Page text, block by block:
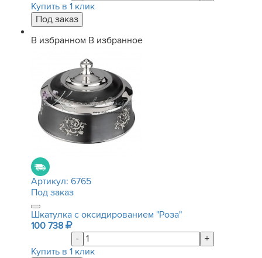
Купить в 1 клик
В избранном В избранное
Артикул: 6765
Под заказ
Шкатулка с оксидированием "Роза"
100 738
-
+
Купить в 1 клик